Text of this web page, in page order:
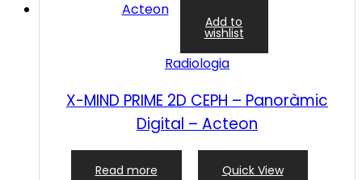
Add to
wishlist
Radiologia
X-MIND PRIME 2D CEPH – Panoràmic
Digital – Acteon
Read more Quick View